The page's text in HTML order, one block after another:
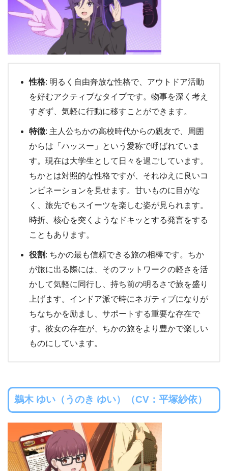
性格: 明るく自由奔放な性格で、アウトドア活動
を好むアクティブなタイプです。物事を深く考え
すぎず、気軽に行動に移すことができます。
特徴: 主人公ちかの高校時代からの親友で、周囲
からは「ハッスー」という愛称で呼ばれていま
す。現在は大学生として日々を過ごしています。
ちかとは対照的な性格ですが、それゆえに良いコ
ンビネーションを見せます。甘いものに目がな
く、旅先でもスイーツを楽しむ姿が見られます。
時折、核心を突くようなドキッとする発言をする
こともあります。
役割: ちかの最も信頼できる旅の相棒です。ちか
が旅に出る際には、そのフットワークの軽さを活
かして気軽に同行し、持ち前の明るさで旅を盛り
上げます。インドア派で時にネガティブになりが
ちなちかを励まし、サポートする重要な存在で
す。彼女の存在が、ちかの旅をより豊かで楽しい
ものにしています。
鵜木 ゆい（うのき ゆい）（CV：平塚紗依）